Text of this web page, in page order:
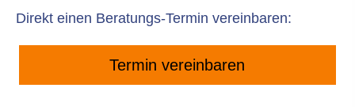
Direkt einen Beratungs-Termin ver­ein­baren:
Termin ver­ein­baren